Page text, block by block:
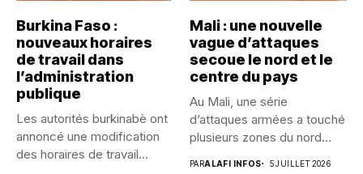
Burkina Faso :
nouveaux horaires
de travail dans
l’administration
publique
Les autorités burkinabè ont
annoncé une modification
des horaires de travail
Mali : une nouvelle
vague d’attaques
secoue le nord et le
centre du pays
Au Mali, une série
d’attaques armées a touché
plusieurs zones du nord...
PARALAFI INFOS 5 JUILLET 2026